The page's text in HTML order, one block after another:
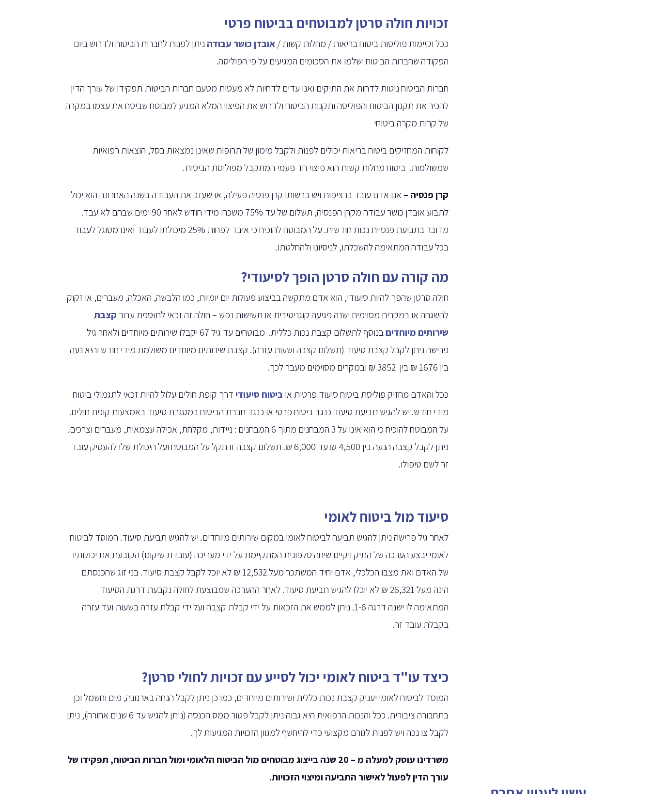
זכויות חולה סרטן למבוטחים בביטוח פרטי
ככל וקיימות פוליסות ביטוח בריאות / מחלות קשות /אובדן כושר עבודה ניתן לפנות לחברות הביטוח ולדרוש ביום
הפקודה שחברות הביטוח ישלמו את הסכומים המגיעים על פי הפוליסה.
חברות הביטוח נוטות לדחות את התיקים ואנו עדים לדחיות לא מעטות מטעם חברות הביטוח. תפקידו של עורך הדין
להכיר את תקנון הביטוח והפוליסה ותקנות הביטוח ולדרוש את הפיצוי המלא המגיע למבוטח שביטח את עצמו במקרה
של קרות מקרה ביטוחי
לקוחות המחזיקים ביטוח בריאות יכולים לפנות ולקבל מימון של תרופות שאינן נמצאות בסל, הוצאות רפואיות
שמשולמות. ביטוח מחלות קשות הוא פיצוי חד פעמי המתקבל מפוליסת הביטוח .
קרן פנסיה – אם אדם עובד ברציפות ויש ברשותו קרן פנסיה פעילה, או שעזב את העבודה בשנה האחרונה הוא יכול
לתבוע אובדן כושר עבודה מקרן הפנסיה, תשלום של עד 75% משכרו מידי חודש לאחר 90 ימים שבהם לא עבד.
מדובר בתביעת פנסיית נכות חודשית. על המבוטח להוכיח כי איבד לפחות 25% מיכולתו לעבוד ואינו מסוגל לעבוד
בכל עבודה המתאימה להשכלתו, לניסיונו ולהחלטתו.
מה קורה עם חולה סרטן הופך לסיעודי?
חולה סרטן שהפך להיות סיעודי, הוא אדם מתקשה בביצוע פעולות יום יומיות, כמו הלבשה, האכלה, מעברים, או זקוק
להשגחה או במקרים מסוימים ישנה פגיעה קוגניטיבית או תשישות נפש – חולה זה זכאי לתוספת עבור קצבת
שירותים מיוחדים
בנוסף לתשלום קצבת נכות כללית. מבוטחים עד גיל 67 יקבלו שירותים מיוחדים ולאחר גיל
פרישה ניתן לקבל קצבת סיעוד (תשלום קצבה ושעות עזרה). קצבת שירותים מיוחדים משולמת מידי חודש והיא נעה
בין 1676 ₪ בין 3852 ₪ ובמקרים מסוימים מעבר לכך.
ככל והאדם מחזיק פוליסת ביטוח סיעוד פרטית או ביטוח סיעודידרך קופת חולים עלול להיות זכאי לתגמולי ביטוח
מידי חודש. יש להגיש תביעת סיעוד כנגד ביטוח פרטי או כנגד חברת הביטוח במסגרת סיעוד באמצעות קופת חולים.
על המבוטח להוכיח כי הוא אינו על 3 המבחנים מתוך 6 המבחנים : ניידות, מקלחת, אכילה עצמאית, מעברים וצרכים.
ניתן לקבל קצבה הנעה בין 4,500 ₪ עד 6,000 ₪. תשלום קצבה זו תקל על המבוטח ועל היכולת שלו להעסיק עובד
זר לשם טיפולו.
סיעוד מול ביטוח לאומי
לאחר גיל פרישה ניתן להגיש תביעה לביטוח לאומי במקום שירותים מיוחדים. יש להגיש תביעת סיעוד. המוסד לביטוח
לאומי יבצע הערכה של התיק ויקיים שיחה טלפונית המתקיימת על ידי מעריכה (עובדת שיקום) הקובעת את יכולותיו
של האדם ואת מצבו הכלכלי, אדם יחיד המשתכר מעל 12,532 ₪ לא יוכל לקבל קצבת סיעוד. בני זוג שהכנסתם
הינה מעל 26,321 ₪ לא יוכלו להגיש תביעת סיעוד. לאחר ההערכה שמבוצעת לחולה נקבעת דרגת הסיעוד
המתאימה לו ישנה דרגה 1-6. ניתן לממש את הזכאות על ידי קבלת קצבה ועל ידי קבלת עזרה בשעות ועד עזרה
בקבלת עובד זר.
כיצד עו"ד ביטוח לאומי יכול לסייע עם זכויות לחולי סרטן?
המוסד לביטוח לאומי יעניק קצבת נכות כללית ושירותים מיוחדים, כמו כן ניתן לקבל הנחה בארנונה, מים וחשמל וכן
בתחבורה ציבורית. ככל והנכות הרפואית היא גבוה ניתן לקבל פטור ממס הכנסה (ניתן להגיש עד 6 שנים אחורה), ניתן
לקבל צו נכה ויש לפנות לגורם מקצועי כדי להיחשף למגוון הזכויות המגיעות לך.
משרדינו עוסק למעלה מ – 20 שנה בייצוג מבוטחים מול הביטוח הלאומי ומול חברות הביטוח, תפקידו של
עורך הדין לפעול לאישור התביעה ומיצוי הזכויות.